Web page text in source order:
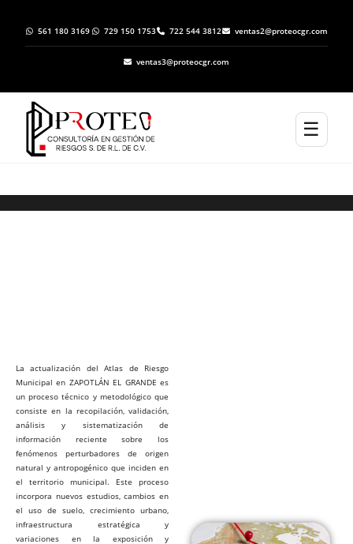
561 180 3169 729 150 1753 722 544 3812 ventas2@proteocgr.com
ventas3@proteocgr.com
☰
La actualización del Atlas de Riesgo
Municipal en ZAPOTLÁN EL GRANDE es
un proceso técnico y metodológico que
consiste en la recopilación, validación,
análisis y sistematización de
información reciente sobre los
fenómenos perturbadores de origen
natural y antropogénico que inciden en
el territorio municipal. Este proceso
incorpora nuevos estudios, cambios en
el uso de suelo, crecimiento urbano,
infraestructura estratégica y
variaciones en la exposición y